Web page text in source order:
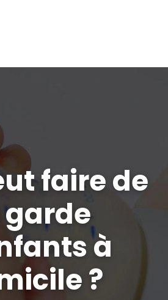
faire de
à
?